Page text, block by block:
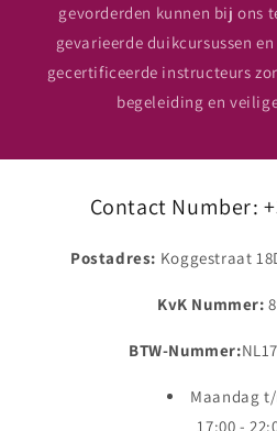
gevorderden kunnen bij ons
gevarieerde duikcursussen
gecertificeerde instructeurs
begeleiding en
Contact Number:
Postadres: Koggestraat
KvK Nummer:
BTW-Nummer:
Maandag
17:00 -